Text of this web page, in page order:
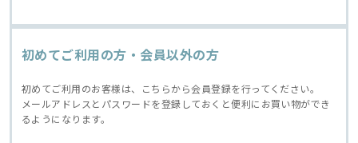
初めてご利用の方・会員以外の方
初めてご利用のお客様は、こちらから会員登録を行ってください。
メールアドレスとパスワードを登録しておくと便利にお買い物ができ
るようになります。